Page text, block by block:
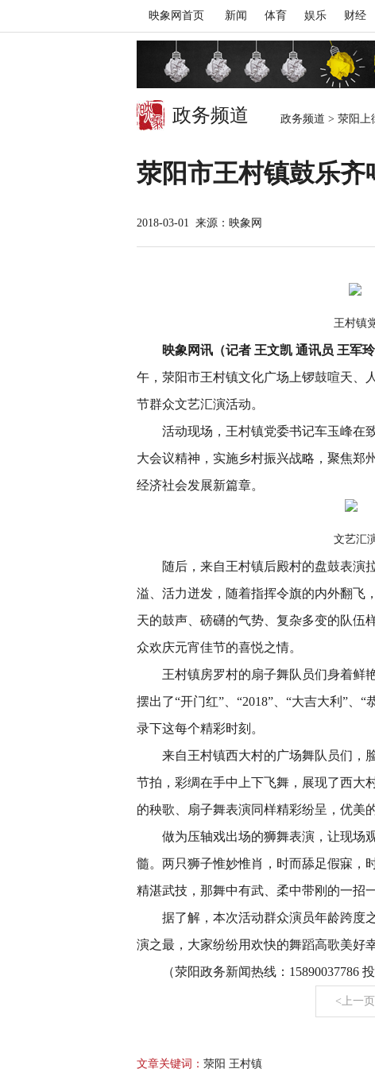
映象网首页 新闻 体育 娱乐 财经
政务频道 政务频道 > 荥阳上
荥阳市王村镇鼓乐齐
2018-03-01 来源：映象网
王村镇
映象网讯（记者 王文凯 通讯员 王军玲
午，荥阳市王村镇文化广场上锣鼓喧天、
节群众文艺汇演活动。
活动现场，王村镇党委书记车玉峰在
大会议精神，实施乡村振兴战略，聚焦郑
经济社会发展新篇章。
文艺汇
随后，来自王村镇后殿村的盘鼓表演
溢、活力迸发，随着指挥令旗的内外翻飞
天的鼓声、磅礴的气势、复杂多变的队伍
众欢庆元宵佳节的喜悦之情。
王村镇房罗村的扇子舞队员们身着鲜
摆出了“开门红”、“2018”、“大吉大利”、
录下这每个精彩时刻。
来自王村镇西大村的广场舞队员们，
节拍，彩绸在手中上下飞舞，展现了西大
的秧歌、扇子舞表演同样精彩纷呈，优美
做为压轴戏出场的狮舞表演，让现场
髓。两只狮子惟妙惟肖，时而舔足假寐，
精湛武技，那舞中有武、柔中带刚的一招
据了解，本次活动群众演员年龄跨度
演之最，大家纷纷用欢快的舞蹈高歌美好
（荥阳政务新闻热线：15890037786
<上一页
文章关键词： 荥阳 王村镇